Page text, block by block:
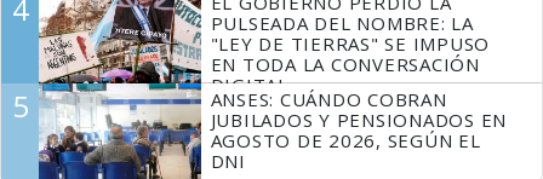
FUEGO
4
PULSEADA DEL NOMBRE: LA
"LEY DE TIERRAS" SE IMPUSO
EN TODA LA CONVERSACIÓN
DIGITAL
5
ANSES: CUÁNDO COBRAN
JUBILADOS Y PENSIONADOS EN
AGOSTO DE 2026, SEGÚN EL
DNI